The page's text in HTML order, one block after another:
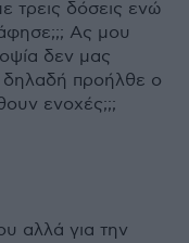
τρεις δόσεις ενώ
άφησε;;; Ας μου
δεν μας
προήλθε ο
ενοχές;;;
αλλά για την